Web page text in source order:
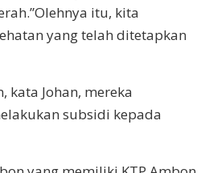
itu, kita
yang telah ditetapkan
kata Johan, mereka
subsidi kepada